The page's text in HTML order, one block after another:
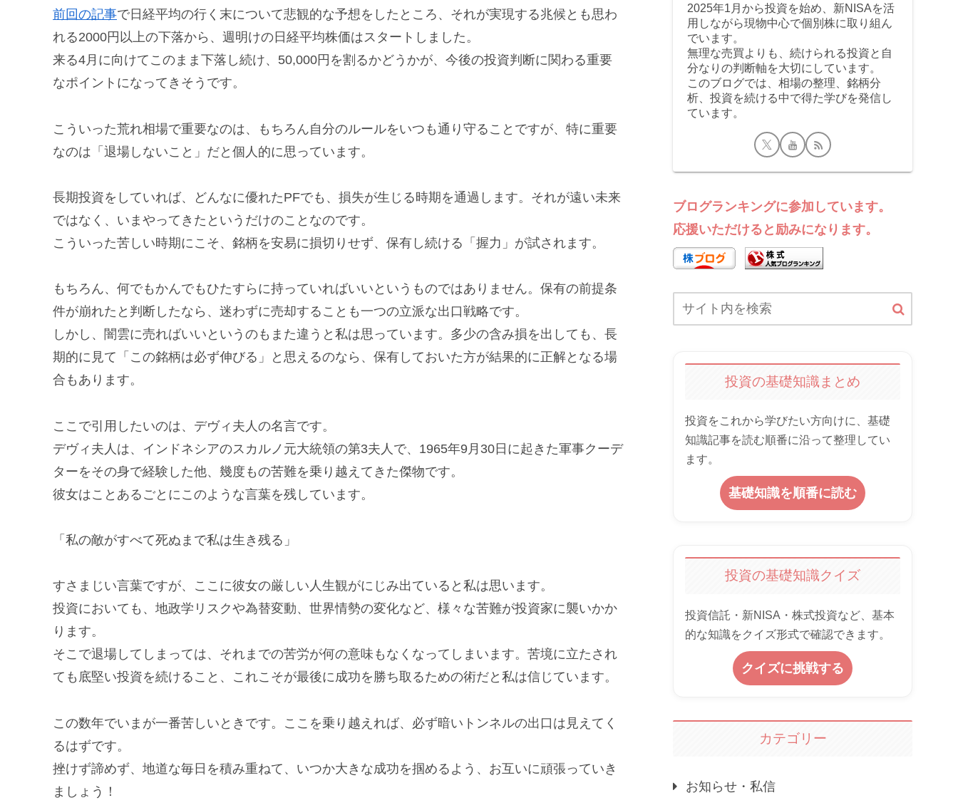
前回の記事で日経平均の行く末について悲観的な予想をしたところ、それが実現する兆候とも思わ
れる2000円以上の下落から、週明けの日経平均株価はスタートしました。
来る4月に向けてこのまま下落し続け、50,000円を割るかどうかが、今後の投資判断に関わる重要
なポイントになってきそうです。
こういった荒れ相場で重要なのは、もちろん自分のルールをいつも通り守ることですが、特に重要
なのは「退場しないこと」だと個人的に思っています。
長期投資をしていれば、どんなに優れたPFでも、損失が生じる時期を通過します。それが遠い未来
ではなく、いまやってきたというだけのことなのです。
こういった苦しい時期にこそ、銘柄を安易に損切りせず、保有し続ける「握力」が試されます。
もちろん、何でもかんでもひたすらに持っていればいいというものではありません。保有の前提条
件が崩れたと判断したなら、迷わずに売却することも一つの立派な出口戦略です。
しかし、闇雲に売ればいいというのもまた違うと私は思っています。多少の含み損を出しても、長
期的に見て「この銘柄は必ず伸びる」と思えるのなら、保有しておいた方が結果的に正解となる場
合もあります。
ここで引用したいのは、デヴィ夫人の名言です。
デヴィ夫人は、インドネシアのスカルノ元大統領の第3夫人で、1965年9月30日に起きた軍事クーデ
ターをその身で経験した他、幾度もの苦難を乗り越えてきた傑物です。
彼女はことあるごとにこのような言葉を残しています。
「私の敵がすべて死ぬまで私は生き残る」
すさまじい言葉ですが、ここに彼女の厳しい人生観がにじみ出ていると私は思います。
投資においても、地政学リスクや為替変動、世界情勢の変化など、様々な苦難が投資家に襲いかか
ります。
そこで退場してしまっては、それまでの苦労が何の意味もなくなってしまいます。苦境に立たされ
ても底堅い投資を続けること、これこそが最後に成功を勝ち取るための術だと私は信じています。
この数年でいまが一番苦しいときです。ここを乗り越えれば、必ず暗いトンネルの出口は見えてく
るはずです。
挫けず諦めず、地道な毎日を積み重ねて、いつか大きな成功を掴めるよう、お互いに頑張っていき
ましょう！
2025年1月から投資を始め、新NISAを活
用しながら現物中心で個別株に取り組ん
でいます。
無理な売買よりも、続けられる投資と自
分なりの判断軸を大切にしています。
このブログでは、相場の整理、銘柄分
析、投資を続ける中で得た学びを発信し
ています。
ブログランキングに参加しています。
応援いただけると励みになります。
投資の基礎知識まとめ
投資をこれから学びたい方向けに、基礎
知識記事を読む順番に沿って整理してい
ます。
基礎知識を順番に読む
投資の基礎知識クイズ
投資信託・新NISA・株式投資など、基本
的な知識をクイズ形式で確認できます。
クイズに挑戦する
カテゴリー
お知らせ・私信